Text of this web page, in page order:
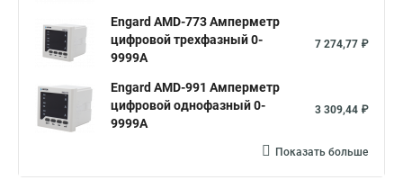
Engard AMD-773 Амперметр
цифровой трехфазный 0-
9999А
7 274,77 ₽
Engard AMD-991 Амперметр
цифровой однофазный 0-
9999А
3 309,44 ₽
Показать больше